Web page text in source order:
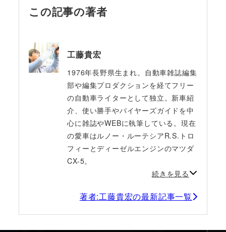
この記事の著者
工藤貴宏
1976年長野県生まれ。自動車雑誌編集
部や編集プロダクションを経てフリー
の自動車ライターとして独立。新車紹
介、使い勝手やバイヤーズガイドを中
心に雑誌やWEBに執筆している。現在
の愛車はルノー・ルーテシアR.S.トロ
フィーとディーゼルエンジンのマツダ
CX-5。
続きを見る
著者:工藤貴宏の最新記事一覧